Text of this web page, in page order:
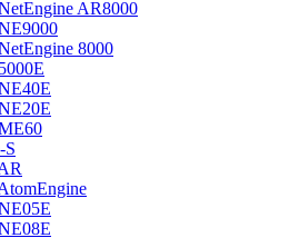
AR8000
8000
S